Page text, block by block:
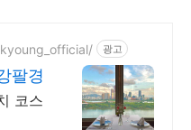
광고
팔경
코스